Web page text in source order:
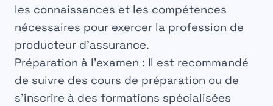
les connaissances et les compétences
nécessaires pour exercer la profession de
producteur d’assurance.
Préparation à l’examen : Il est recommandé
de suivre des cours de préparation ou de
s’inscrire à des formations spécialisées